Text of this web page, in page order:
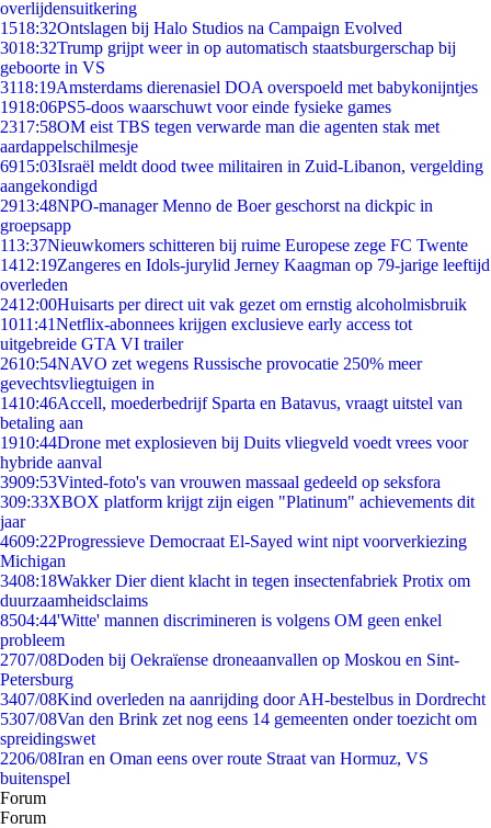
overlijdensuitkering
1518:32Ontslagen bij Halo Studios na Campaign Evolved
3018:32Trump grijpt weer in op automatisch staatsburgerschap bij
geboorte in VS
3118:19Amsterdams dierenasiel DOA overspoeld met babykonijntjes
1918:06PS5-doos waarschuwt voor einde fysieke games
2317:58OM eist TBS tegen verwarde man die agenten stak met
aardappelschilmesje
6915:03Israël meldt dood twee militairen in Zuid-Libanon, vergelding
aangekondigd
2913:48NPO-manager Menno de Boer geschorst na dickpic in
groepsapp
113:37Nieuwkomers schitteren bij ruime Europese zege FC Twente
1412:19Zangeres en Idols-jurylid Jerney Kaagman op 79-jarige leeftijd
overleden
2412:00Huisarts per direct uit vak gezet om ernstig alcoholmisbruik
1011:41Netflix-abonnees krijgen exclusieve early access tot
uitgebreide GTA VI trailer
2610:54NAVO zet wegens Russische provocatie 250% meer
gevechtsvliegtuigen in
1410:46Accell, moederbedrijf Sparta en Batavus, vraagt uitstel van
betaling aan
1910:44Drone met explosieven bij Duits vliegveld voedt vrees voor
hybride aanval
3909:53Vinted-foto's van vrouwen massaal gedeeld op seksfora
309:33XBOX platform krijgt zijn eigen "Platinum" achievements dit
jaar
4609:22Progressieve Democraat El-Sayed wint nipt voorverkiezing
Michigan
3408:18Wakker Dier dient klacht in tegen insectenfabriek Protix om
duurzaamheidsclaims
8504:44'Witte' mannen discrimineren is volgens OM geen enkel
probleem
2707/08Doden bij Oekraïense droneaanvallen op Moskou en Sint-
Petersburg
3407/08Kind overleden na aanrijding door AH-bestelbus in Dordrecht
5307/08Van den Brink zet nog eens 14 gemeenten onder toezicht om
spreidingswet
2206/08Iran en Oman eens over route Straat van Hormuz, VS
buitenspel
Forum
Forum